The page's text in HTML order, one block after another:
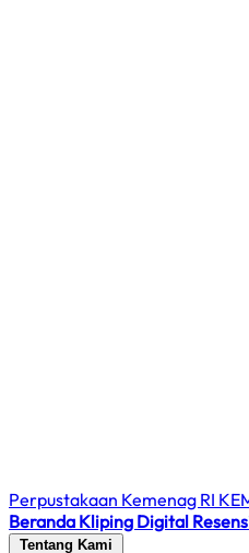
Perpustakaan Kemenag RI
Beranda Kliping Digital
Tentang Kami